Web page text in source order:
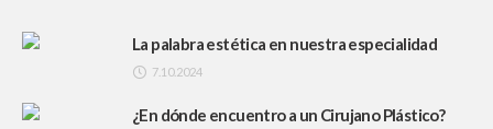
La palabra estética en nuestra especialidad
7.10.2024
¿En dónde encuentro a un Cirujano Plástico?